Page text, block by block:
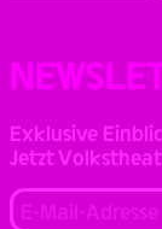
Exklusive
Jetzt